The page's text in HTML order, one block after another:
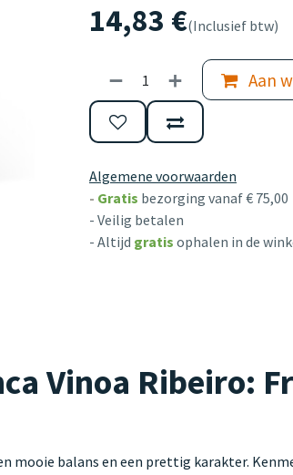
14,83 €(Inclusief btw)
Aan
Algemene voorwaarden
- Gratis bezorging vanaf € 75,00
- Veilig betalen
- Altijd gratis ophalen in de
Vinoa Ribeiro:
mooie balans en een prettig karakter.